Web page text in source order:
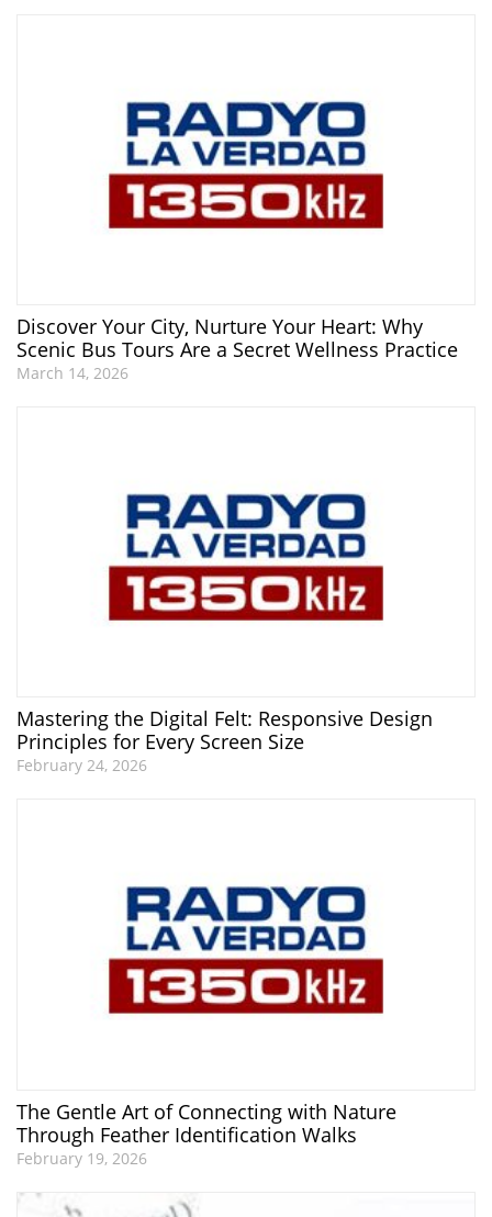
Discover Your City, Nurture Your Heart: Why
Scenic Bus Tours Are a Secret Wellness Practice
March 14, 2026
Mastering the Digital Felt: Responsive Design
Principles for Every Screen Size
February 24, 2026
The Gentle Art of Connecting with Nature
Through Feather Identification Walks
February 19, 2026